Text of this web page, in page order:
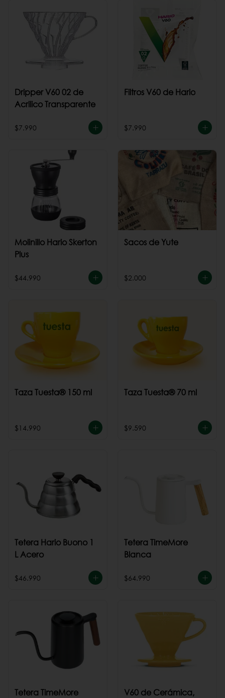
Dripper V60 02 de
Acrilico Transparente
$7.990
Filtros V60 de Hario
$7.990
Molinillo Hario Skerton
Plus
$44.990
Sacos de Yute
$2.000
Taza Tuesta® 150 ml
$14.990
Taza Tuesta® 70 ml
$9.590
Tetera Hario Buono 1
L Acero
$46.990
Tetera TimeMore
Blanca
$64.990
Tetera TimeMore
V60 de Cerámica,